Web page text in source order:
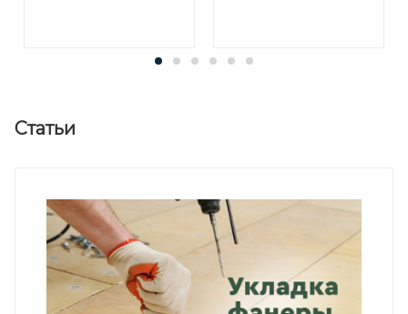
Статьи